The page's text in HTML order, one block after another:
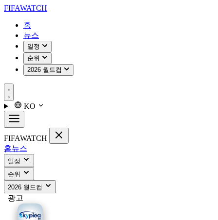
FIFAWATCH
홈
뉴스
일정
순위
2026 월드컵
KO
FIFAWATCH
홈뉴스
일정
순위
2026 월드컵
광고